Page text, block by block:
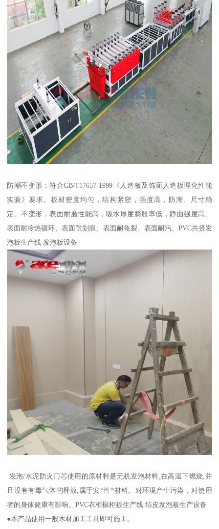
防潮不变形：符合GB/T17657-1999《人造板及饰面人造板理化性能
实验》要求。板材密度均匀，结构紧密，强度高，防潮、尺寸稳
定、不变形，表面耐磨性能高，吸水厚度膨胀率低，静曲强度高、
表面耐冷热循环、表面耐划痕、表面耐龟裂、表面耐污。PVC共挤发
泡板生产线 发泡板设备
发泡/水泥防火门芯使用的原材料是无机发泡材料,在高温下燃烧,并
且没有有毒气体的释放,属于安*性*材料。对环境产生污染，对使用
者的身体健康有影响。PVC衣柜橱柜板生产线 结皮发泡板生产设备
●本产品使用一般木材加工工具即可施工。